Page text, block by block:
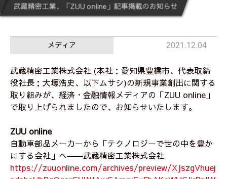
武蔵精密工業、「ZUU online」記事掲載のお知らせ
メディア 2021.12.04
武蔵精密工業株式会社 (本社：愛知県豊橋市、代表取締
役社長：大塚浩史、以下ムサシ)の新規事業創出に関する
取り組みが、経済・金融情報メディアの「ZUU online」
で取り上げられましたので、お知らせいたします。
ZUU online
自動車部品メーカーから「テクノロジーで世の中を豊か
にする会社」へ――武蔵精密工業株式会社
https://zuuonline.com/archives/preview/XJszgVhuej